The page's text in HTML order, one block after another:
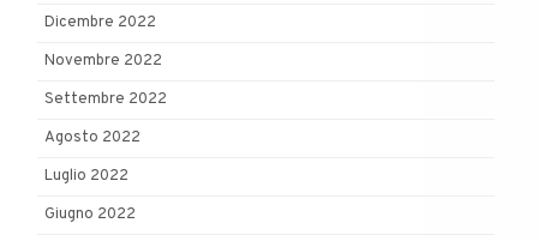
Dicembre 2022
Novembre 2022
Settembre 2022
Agosto 2022
Luglio 2022
Giugno 2022